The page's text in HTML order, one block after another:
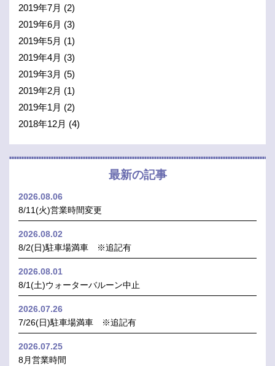
2019年7月 (2)
2019年6月 (3)
2019年5月 (1)
2019年4月 (3)
2019年3月 (5)
2019年2月 (1)
2019年1月 (2)
2018年12月 (4)
最新の記事
2026.08.06
8/11(火)営業時間変更
2026.08.02
8/2(日)駐車場満車 ※追記有
2026.08.01
8/1(土)ウォーターバルーン中止
2026.07.26
7/26(日)駐車場満車 ※追記有
2026.07.25
8月営業時間